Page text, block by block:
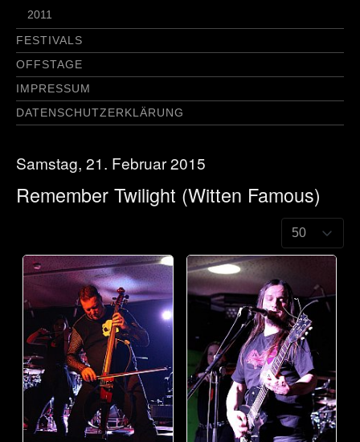
2011
FESTIVALS
OFFSTAGE
IMPRESSUM
DATENSCHUTZERKLÄRUNG
Samstag, 21. Februar 2015
Remember Twilight (Witten Famous)